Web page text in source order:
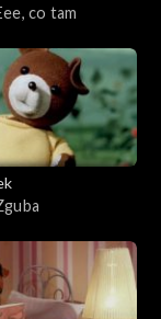
co tam